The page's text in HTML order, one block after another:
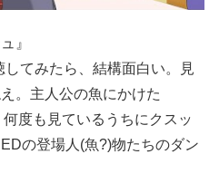
』
てみたら、結構面白い。見
。主人公の魚にかけた
何度も見ているうちにクスッ
の登場人(魚?)物たちのダン